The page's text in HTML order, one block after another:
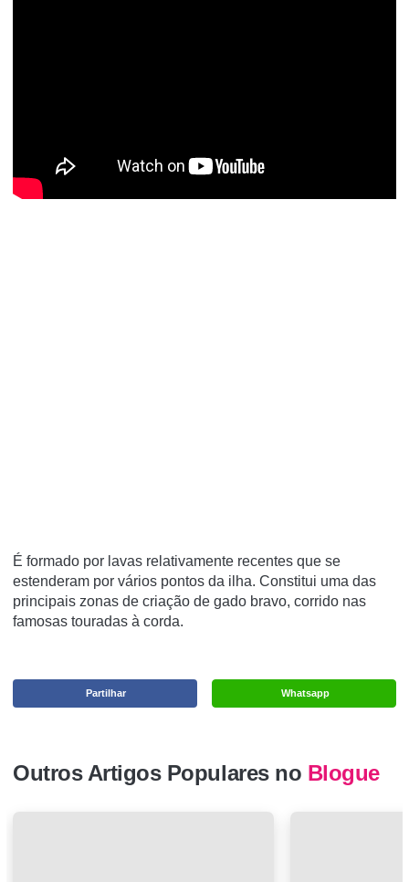
É formado por lavas relativamente recentes que se
estenderam por vários pontos da ilha. Constitui uma das
principais zonas de criação de gado bravo, corrido nas
famosas touradas à corda.
Whatsapp
Partilhar
Outros Artigos Populares no Blogue